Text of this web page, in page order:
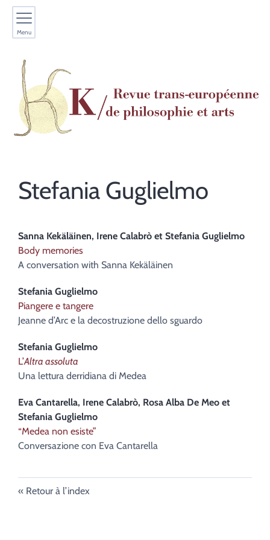
Menu
Stefania Guglielmo
Sanna Kekäläinen, Irene Calabrò et Stefania Guglielmo
Body memories
A conversation with Sanna Kekäläinen
Stefania Guglielmo
Piangere e tangere
Jeanne d’Arc e la decostruzione dello sguardo
Stefania Guglielmo
L’Altra assoluta
Una lettura derridiana di Medea
Eva Cantarella, Irene Calabrò, Rosa Alba De Meo et
Stefania Guglielmo
“Medea non esiste”
Conversazione con Eva Cantarella
Retour à l’index